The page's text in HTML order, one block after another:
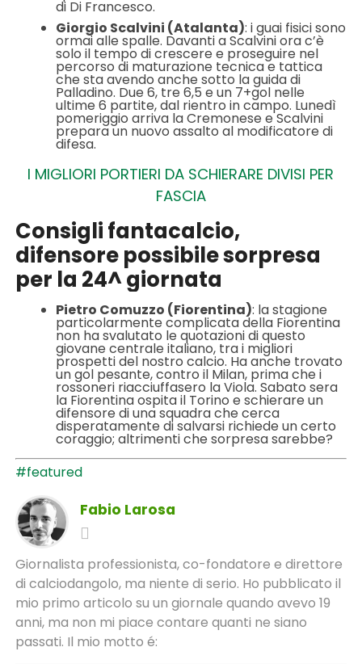
di Di Francesco.
Giorgio Scalvini (Atalanta): i guai fisici sono
ormai alle spalle. Davanti a Scalvini ora c’è
solo il tempo di crescere e proseguire nel
percorso di maturazione tecnica e tattica
che sta avendo anche sotto la guida di
Palladino. Due 6, tre 6,5 e un 7+gol nelle
ultime 6 partite, dal rientro in campo. Lunedì
pomeriggio arriva la Cremonese e Scalvini
prepara un nuovo assalto al modificatore di
difesa.
I MIGLIORI PORTIERI DA SCHIERARE DIVISI PER
FASCIA
Consigli fantacalcio,
difensore possibile sorpresa
per la 24^ giornata
Pietro Comuzzo (Fiorentina): la stagione
particolarmente complicata della Fiorentina
non ha svalutato le quotazioni di questo
giovane centrale italiano, tra i migliori
prospetti del nostro calcio. Ha anche trovato
un gol pesante, contro il Milan, prima che i
rossoneri riacciuffasero la Viola. Sabato sera
la Fiorentina ospita il Torino e schierare un
difensore di una squadra che cerca
disperatamente di salvarsi richiede un certo
coraggio; altrimenti che sorpresa sarebbe?
#featured
Fabio Larosa
Giornalista professionista, co-fondatore e direttore
di calciodangolo, ma niente di serio. Ho pubblicato il
mio primo articolo su un giornale quando avevo 19
anni, ma non mi piace contare quanti ne siano
passati. Il mio motto é: